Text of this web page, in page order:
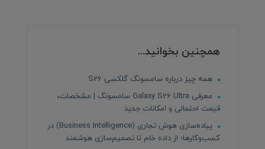
همچنین بخوانید...
همه چیز درباره سامسونگ گلکسی S26
معرفی Galaxy S26 Ultra سامسونگ | مشخصات،
قیمت احتمالی و امکانات جدید
پیاده‌سازی هوش تجاری (Business Intelligence) در
کسب‌وکارها؛ از داده خام تا تصمیم‌سازی هوشمند